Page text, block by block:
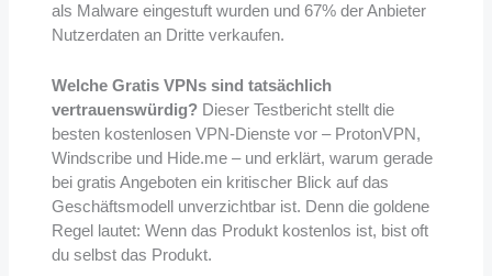
als Malware eingestuft wurden und 67% der Anbieter
Nutzerdaten an Dritte verkaufen.
Welche Gratis VPNs sind tatsächlich
vertrauenswürdig?Dieser Testbericht stellt die
besten kostenlosen VPN-Dienste vor – ProtonVPN,
Windscribe und Hide.me – und erklärt, warum gerade
bei gratis Angeboten ein kritischer Blick auf das
Geschäftsmodell unverzichtbar ist. Denn die goldene
Regel lautet: Wenn das Produkt kostenlos ist, bist oft
du selbst das Produkt.